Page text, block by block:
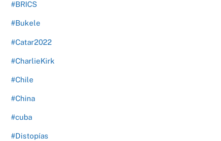
#BRICS
#Bukele
#Catar2022
#CharlieKirk
#Chile
#China
#cuba
#Distopías